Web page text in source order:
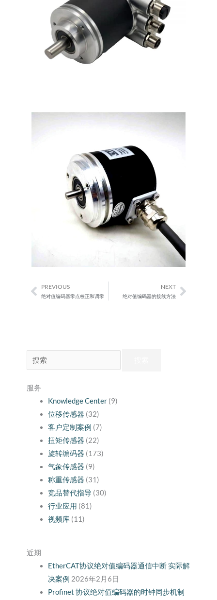
Prev
PREVIOUS
绝对值编码器零点校正和调零
NEXT
绝对值编码器的接线方法Next
索：
服务
Knowledge Center(9)
位移传感器 (32)
客户定制案例 (7)
扭矩传感器 (22)
旋转编码器 (173)
气象传感器 (9)
称重传感器 (31)
竞品替代指导 (30)
行业应用 (81)
视频库(11)
近期
EtherCAT协议绝对值编码器通信中断 实际解
决案例 2026年2月6日
Profinet 协议绝对值编码器的时钟同步机制